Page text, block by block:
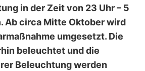
in der Zeit von 23 Uhr – 5
Ab circa Mitte Oktober wird
umgesetzt. Die
beleuchtet und die
Beleuchtung werden